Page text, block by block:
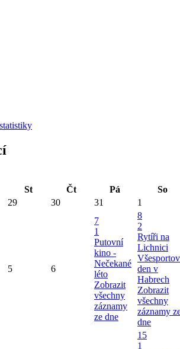
St Čt Pá
So
29 30 31 1
5 6
7
1
Putovní
kino -
Nečekané
léto
Zobrazit
všechny
záznamy
ze dne
8
2
Rytíři na
Lichnici
den v
Habrech
Zobrazit
všechny
záznamy
dne
15
1